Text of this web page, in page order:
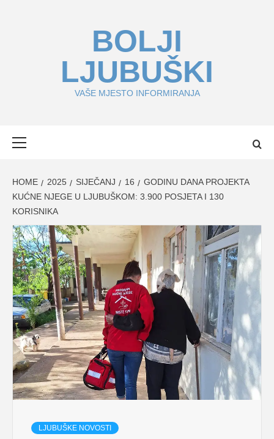
BOLJI
LJUBUŠKI
VAŠE MJESTO INFORMIRANJA
HOME 2025 SIJEČANJ 16
GODINU DANA PROJEKTA
KUĆNE NJEGE U LJUBUŠKOM: 3.900 POSJETA I 130
KORISNIKA
LJUBUŠKE NOVOSTI